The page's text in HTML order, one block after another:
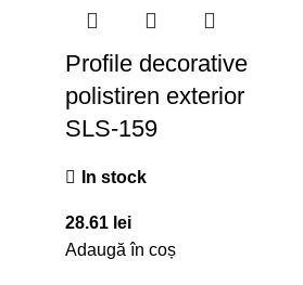
Profile decorative
polistiren exterior
SLS-159
In stock
28.61 lei
Adaugă în coș